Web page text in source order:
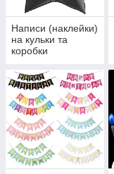
Написи (наклейки)
на кульки та
коробки